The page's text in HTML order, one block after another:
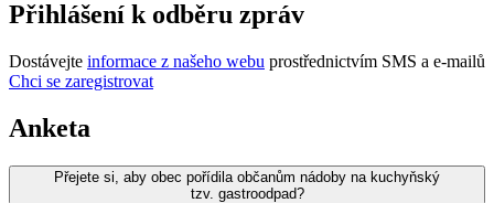
Přihlášení k odběru zpráv
Dostávejte informace z našeho webu prostřednictvím SMS a e-mailů
Chci se zaregistrovat
Anketa
Přejete si, aby obec pořídila občanům nádoby na kuchyňský
tzv. gastroodpad?